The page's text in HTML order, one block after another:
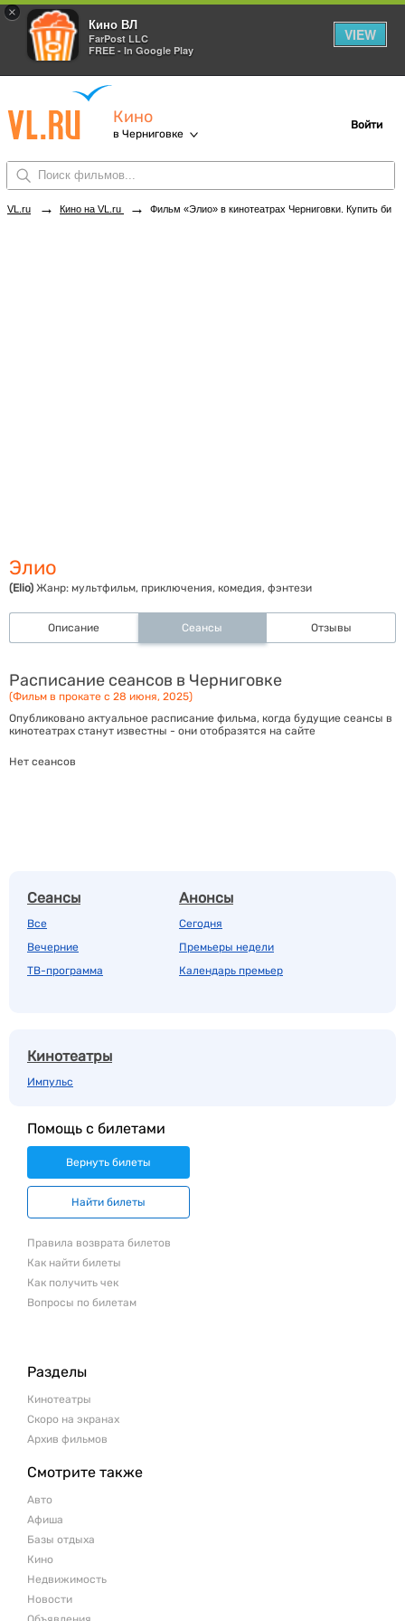
×
Кино ВЛ
FarPost LLC
FREE - In Google Play
VIEW
Кино
в Черниговке
Войти
VL.ru → Кино на VL.ru → Фильм «Элио» в кинотеатрах Черниговки. Купить билеты!
Элио
(Elio) Жанр: мультфильм, приключения, комедия, фэнтези
Описание Сеансы Отзывы
Расписание сеансов в Черниговке
(Фильм в прокате с 28 июня, 2025)
Опубликовано актуальное расписание фильма, когда будущие сеансы в
кинотеатрах станут известны - они отобразятся на сайте
Нет сеансов
Сеансы
Все
Вечерние
ТВ-программа
Анонсы
Сегодня
Премьеры недели
Календарь премьер
Кинотеатры
Импульс
Помощь с билетами
Вернуть билеты
Найти билеты
Правила возврата билетов
Как найти билеты
Как получить чек
Вопросы по билетам
Разделы
Кинотеатры
Скоро на экранах
Архив фильмов
Смотрите также
Авто
Афиша
Базы отдыха
Кино
Недвижимость
Новости